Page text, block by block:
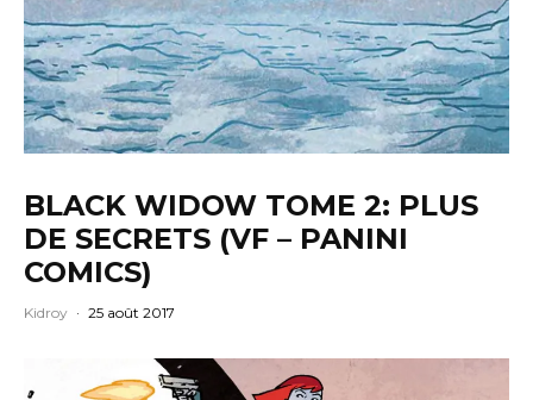
BLACK WIDOW TOME 2: PLUS
DE SECRETS (VF – PANINI
COMICS)
Kidroy · 25 août 2017